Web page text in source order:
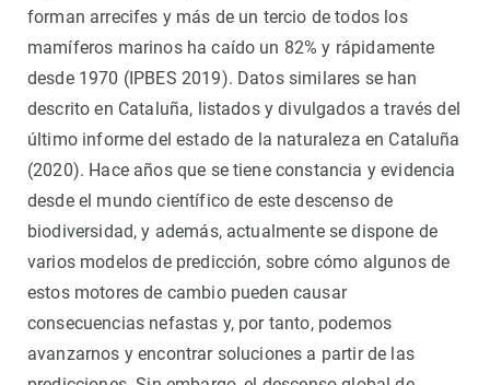
forman arrecifes y más de un tercio de todos los
mamíferos marinos ha caído un 82% y rápidamente
desde 1970 (IPBES 2019). Datos similares se han
descrito en Cataluña, listados y divulgados a través del
último informe del estado de la naturaleza en Cataluña
(2020). Hace años que se tiene constancia y evidencia
desde el mundo científico de este descenso de
biodiversidad, y además, actualmente se dispone de
varios modelos de predicción, sobre cómo algunos de
estos motores de cambio pueden causar
consecuencias nefastas y, por tanto, podemos
avanzarnos y encontrar soluciones a partir de las